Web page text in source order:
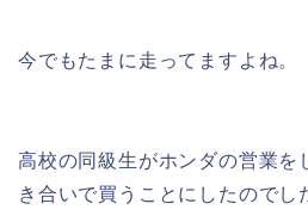
今でもたまに走ってますよね。
高校の同級生がホンダの営業を
き合いで買うことにしたのでし